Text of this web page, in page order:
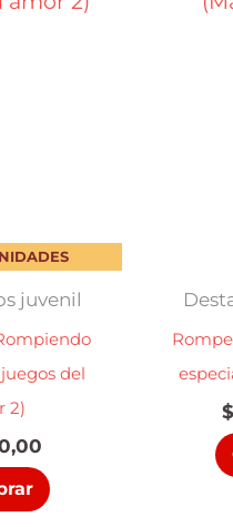
juvenil
del
2)
$